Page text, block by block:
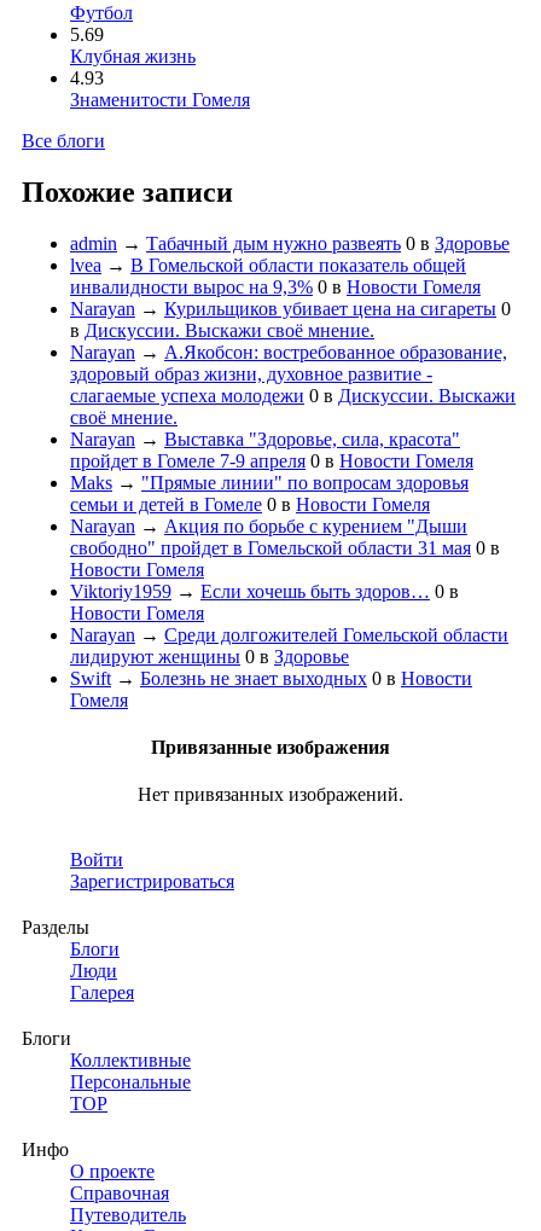
Футбол
5.69
Клубная жизнь
4.93
Знаменитости Гомеля
Все блоги
Похожие записи
admin → Табачный дым нужно развеять 0 в Здоровье
lvea → В Гомельской области показатель общей
инвалидности вырос на 9,3% 0 в Новости Гомеля
Narayan → Курильщиков убивает цена на сигареты 0
в Дискуссии. Выскажи своё мнение.
Narayan → А.Якобсон: востребованное образование,
здоровый образ жизни, духовное развитие -
слагаемые успеха молодежи 0 в Дискуссии. Выскажи
своё мнение.
Narayan → Выставка "Здоровье, сила, красота"
пройдет в Гомеле 7-9 апреля 0 в Новости Гомеля
Maks → "Прямые линии" по вопросам здоровья
семьи и детей в Гомеле 0 в Новости Гомеля
Narayan → Акция по борьбе с курением "Дыши
свободно" пройдет в Гомельской области 31 мая 0 в
Новости Гомеля
Viktoriy1959 → Если хочешь быть здоров… 0 в
Новости Гомеля
Narayan → Среди долгожителей Гомельской области
лидируют женщины 0 в Здоровье
Swift → Болезнь не знает выходных 0 в Новости
Гомеля
Привязанные изображения
Нет привязанных изображений.
Войти
Зарегистрироваться
Разделы
Блоги
Люди
Галерея
Блоги
Коллективные
Персональные
TOP
Инфо
О проекте
Справочная
Путеводитель